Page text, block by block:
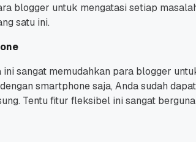
blogger untuk mengatasi setiap
satu ini.
sangat memudahkan para blogger
smartphone saja, Anda sudah
Tentu fitur fleksibel ini sangat